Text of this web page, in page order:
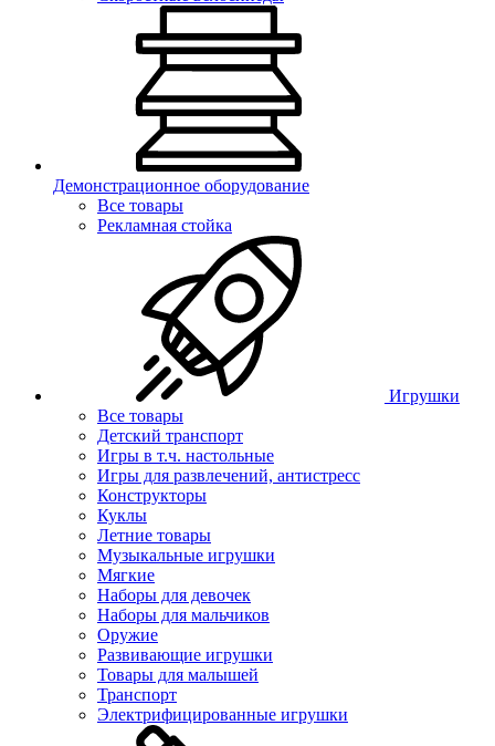
Демонстрационное оборудование
Все товары
Рекламная стойка
Игрушки
Все товары
Детский транспорт
Игры в т.ч. настольные
Игры для развлечений, антистресс
Конструкторы
Куклы
Летние товары
Музыкальные игрушки
Мягкие
Наборы для девочек
Наборы для мальчиков
Оружие
Развивающие игрушки
Товары для малышей
Транспорт
Электрифицированные игрушки